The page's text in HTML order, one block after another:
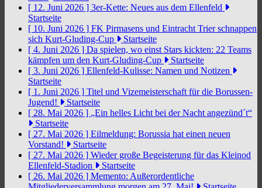
[ 12. Juni 2026 ] 3er-Kette: Neues aus dem Ellenfeld
Startseite
[ 10. Juni 2026 ] FK Pirmasens und Eintracht Trier schnappen
sich Kurt-Gluding-Cup
Startseite
[ 4. Juni 2026 ] Da spielen, wo einst Stars kickten: 22 Teams
kämpfen um den Kurt-Gluding-Cup
Startseite
[ 3. Juni 2026 ] Ellenfeld-Kulisse: Namen und Notizen
Startseite
[ 1. Juni 2026 ] Titel und Vizemeisterschaft für die Borussen-
Jugend!
Startseite
[ 28. Mai 2026 ] „Ein helles Licht bei der Nacht angezünd´t“
Startseite
[ 27. Mai 2026 ] Eilmeldung: Borussia hat einen neuen
Vorstand!
Startseite
[ 27. Mai 2026 ] Wieder große Begeisterung für das Kleinod
Ellenfeld-Stadion
Startseite
[ 26. Mai 2026 ] Memento: Außerordentliche